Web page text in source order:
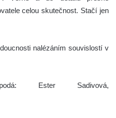
celou skutečnost. Stačí jen
nalézáním souvislostí v
Ester Sadivová,